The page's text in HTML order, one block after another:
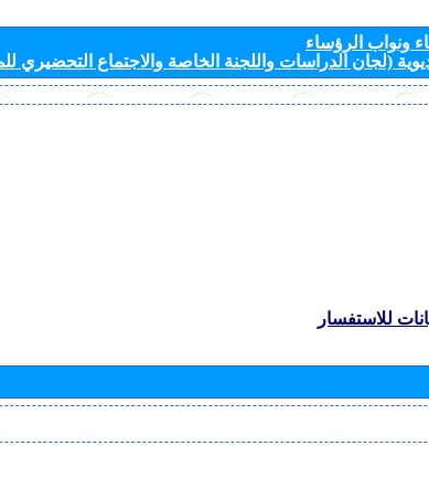
ونواب الرؤساء
(لجان الدراسات واللجنة الخاصة والاجتماع التحضيري
للاستفسار